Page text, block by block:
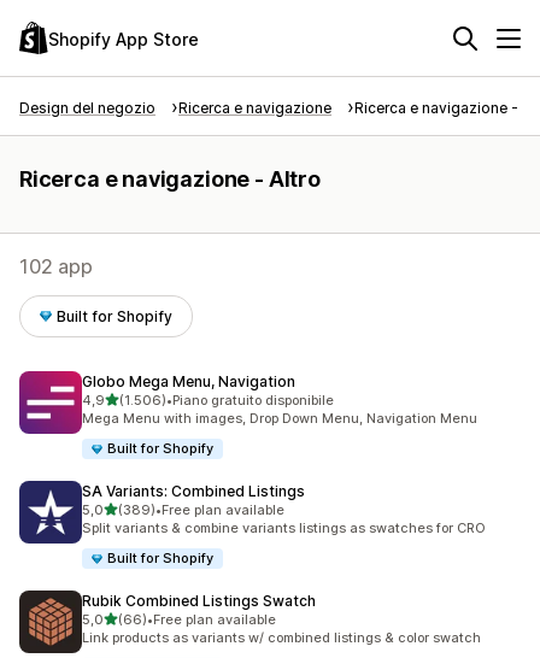
Shopify App Store
Design del negozio Ricerca e navigazione Ricerca e navigazione -
Ricerca e navigazione - Altro
102 app
Built for Shopify
Globo Mega Menu, Navigation
4,9stelle su 5
(1.506)
1506 recensioni totali
•Piano gratuito disponibile
Mega Menu with images, Drop Down Menu, Navigation Menu
Built for Shopify
SA Variants: Combined Listings
5,0stelle su 5
(389)
389 recensioni totali
•Free plan available
Split variants & combine variants listings as swatches for CRO
Built for Shopify
Rubik Combined Listings Swatch
5,0stelle su 5
(66)
66 recensioni totali
•Free plan available
Link products as variants w/ combined listings & color swatch